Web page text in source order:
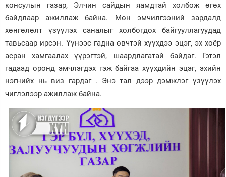
консулын газар, Элчин сайдын яамдтай холбож өгөх
байдлаар ажиллаж байна. Мөн эмчилгээний зардалд
хөнгөлөлт үзүүлэх саналыг холбогдох байгууллагуудад
тавьсаар ирсэн. Үүнээс гадна өвчтэй хүүхдээ эцэг, эх хоёр
асран хамгаалах үүрэгтэй, шаардлагатай байдаг. Гэтэл
гадаад оронд эмчлэгдэх гэж байгаа хүүхдийн эцэг, эхийн
нэгнийх нь виз гардаг . Энэ тал дээр дэмжлэг үзүүлэх
чиглэлээр ажиллаж байна.